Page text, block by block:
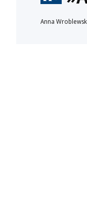
Anna